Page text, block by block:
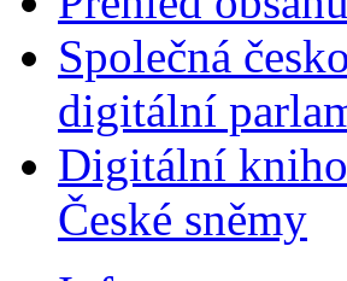
Společná
digitální
Digitální
České sněmy